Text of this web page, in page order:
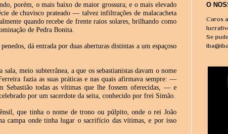
porém, o mais baixo de maior grossura; e o mais elevado
de chuvisco prateado — talvez infiltrações de malacacheta
quando recebe de frente raios solares, brilhando como
de Pedra Bonita.
dá entrada por duas aberturas distintas a um espaçoso
meio subterrânea, a que os sebastianistas davam o nome
fazia as suas práticas e nas quais afirmava sempre: —
Sebastião todas as vítimas que lhe fossem oferecidas, — e
por um sacerdote da seita, conhecido por frei Simão.
que tinha o nome de trono ou púlpito, onde o rei João
campa onde tinha lugar o sacrifício das vítimas, e por isso
O
Caros
Se